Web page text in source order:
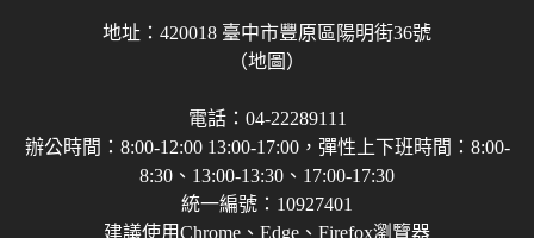
地址：420018 臺中市豐原區陽明街36號
（地圖）
電話：04-22289111
辦公時間：8:00-12:00 13:00-17:00，彈性上下班時間：8:00-
8:30、13:00-13:30、17:00-17:30
統一編號：10927401
建議使用Chrome、Edge、Firefox瀏覽器